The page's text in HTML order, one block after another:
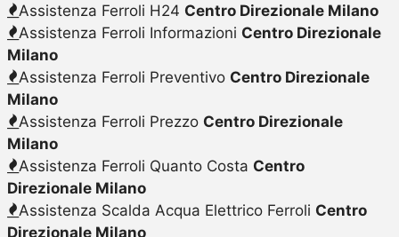
Assistenza Ferroli H24 Centro Direzionale Milano
Assistenza Ferroli Informazioni Centro Direzionale
Milano
Assistenza Ferroli Preventivo Centro Direzionale
Milano
Assistenza Ferroli Prezzo Centro Direzionale
Milano
Assistenza Ferroli Quanto Costa Centro
Direzionale Milano
Assistenza Scalda Acqua Elettrico Ferroli Centro
Direzionale Milano